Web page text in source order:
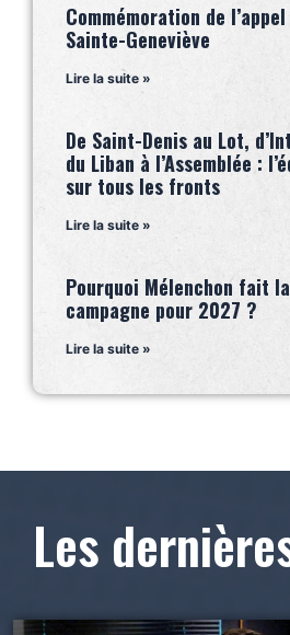
Commémoration de
Sainte-Geneviève
Lire la suite »
De Saint-Denis au Lot,
du Liban à l’Assemblée :
sur tous les fronts
Lire la suite »
Pourquoi Mélenchon fait
campagne pour 2027 ?
Lire la suite »
Les